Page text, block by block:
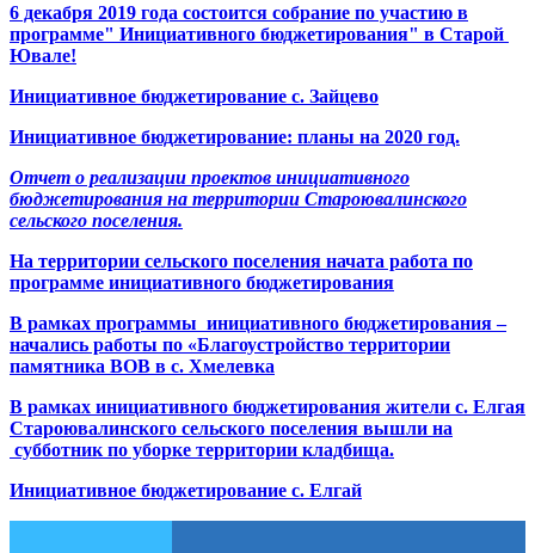
6 декабря 2019 года состоится собрание по участию в
программе" Инициативного бюджетирования" в Старой
Ювале!
Инициативное бюджетирование с. Зайцево
Инициативное бюджетирование: планы на 2020 год.
Отчет о реализации проектов инициативного
бюджетирования на территории Староювалинского
сельского поселения.
На территории сельского поселения начата работа по
программе инициативного бюджетирования
В рамках программы инициативного бюджетирования –
начались работы по «Благоустройство территории
памятника ВОВ в с. Хмелевка
В рамках инициативного бюджетирования жители с. Елгая
Староювалинского сельского поселения вышли на
субботник по уборке территории кладбища.
Инициативное бюджетирование с. Елгай